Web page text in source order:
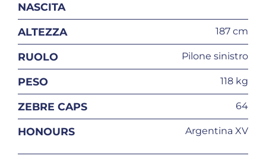
NASCITA
ALTEZZA 187 cm
RUOLO Pilone sinistro
PESO 118 kg
ZEBRE CAPS 64
HONOURS Argentina XV